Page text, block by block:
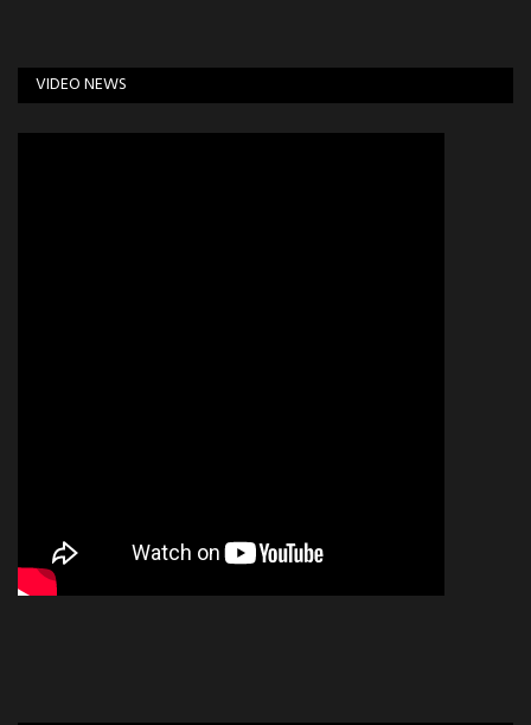
VIDEO NEWS